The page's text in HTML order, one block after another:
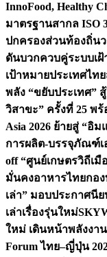
InnoFood, Healthy
มาตรฐานสากล ISO
ปกครองส่วนท้องถิ่น
ดันบวกควบคู่ระบบเฝ้
เป้าหมายประเทศไท
พลัง “ขยับประเทศ”
วิสาขะ” ครั้งที่ 25 พ
Asia 2026 ย้ายสู่ “อิ
การผลิต-บรรจุภัณฑ์เ
off “ศูนย์เกษตรวิถีเมื
มั่นคงอาหารไทยกอ
เล่า” มอบประกาศนี
เล่าเรื่องรุ่นใหม่
ใหม่ เดินหน้าพลังงา
Forum ไทย–ญี่ปุ่น